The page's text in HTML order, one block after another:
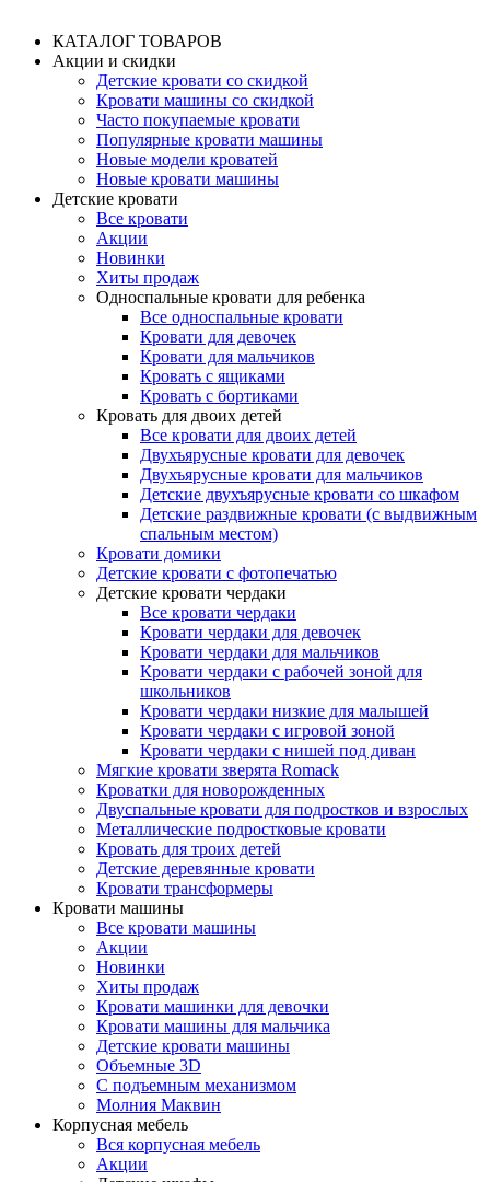
КАТАЛОГ ТОВАРОВ
Акции и скидки
Детские кровати со скидкой
Кровати машины со скидкой
Часто покупаемые кровати
Популярные кровати машины
Новые модели кроватей
Новые кровати машины
Детские кровати
Все кровати
Акции
Новинки
Хиты продаж
Односпальные кровати для ребенка
Все односпальные кровати
Кровати для девочек
Кровати для мальчиков
Кровать с ящиками
Кровать с бортиками
Кровать для двоих детей
Все кровати для двоих детей
Двухъярусные кровати для девочек
Двухъярусные кровати для мальчиков
Детские двухъярусные кровати со шкафом
Детские раздвижные кровати (с выдвижным
спальным местом)
Кровати домики
Детские кровати с фотопечатью
Детские кровати чердаки
Все кровати чердаки
Кровати чердаки для девочек
Кровати чердаки для мальчиков
Кровати чердаки с рабочей зоной для
школьников
Кровати чердаки низкие для малышей
Кровати чердаки с игровой зоной
Кровати чердаки с нишей под диван
Мягкие кровати зверята Romack
Кроватки для новорожденных
Двуспальные кровати для подростков и взрослых
Металлические подростковые кровати
Кровать для троих детей
Детские деревянные кровати
Кровати трансформеры
Кровати машины
Все кровати машины
Акции
Новинки
Хиты продаж
Кровати машинки для девочки
Кровати машины для мальчика
Детские кровати машины
Объемные 3D
С подъемным механизмом
Молния Маквин
Корпусная мебель
Вся корпусная мебель
Акции